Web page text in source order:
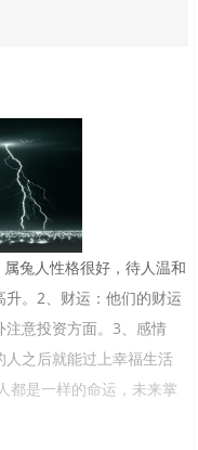
兔人性格很好，待人温和
。2、财运：他们的财运
意投资方面。3、感情
之后就能过上幸福生活
都是一样的命运，未来掌